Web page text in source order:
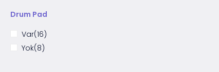
Drum Pad
Var(16)
Yok(8)